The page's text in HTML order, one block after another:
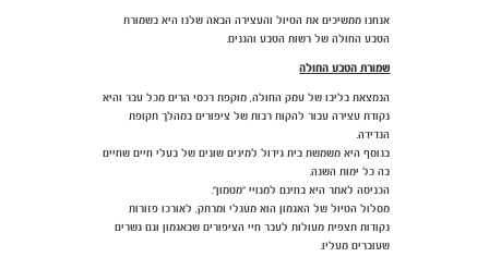
אנחנו ממשיכים את הטיול והעצירה הבאה שלנו היא בשמורת
הטבע החולה של רשות הטבע והגנים.
שמורת הטבע החולה
הנמצאת בליבו של עמק החולה, מוקפת רכסי הרים מכל עבר והיא
נקודת עצירה עבור להקות רבות של ציפורים במהלך תקופת
הנדידה.
בנוסף היא משמשת בית גידול למינים שונים של בעלי חיים שחיים
בה כל ימות השנה.
הכניסה לאתר היא בחינם למנויי "מטמון".
מסלול הטיול של האגמון הוא מעגלי ומרתק, לאורכו פזורות
נקודות תצפית מעולות לעבר חיי הציפורים שבאגמון וגם גשרים
שעוברים מעליו.